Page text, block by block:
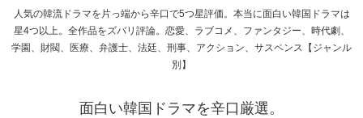
人気の韓流ドラマを片っ端から辛口で5つ星評価。本当に面白い韓国ドラマは
星4つ以上。全作品をズバリ評論。恋愛、ラブコメ、ファンタジー、時代劇、
学園、財閥、医療、弁護士、法廷、刑事、アクション、サスペンス【ジャンル
別】
面白い韓国ドラマを辛口厳選。